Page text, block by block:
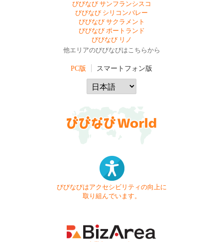
びびなび サンフランシスコ
びびなび シリコンバレー
びびなび サクラメント
びびなび ポートランド
びびなび リノ
他エリアのびびなびはこちらから
PC版 スマートフォン版
びびなびはアクセシビリティの向上に
取り組んでいます。